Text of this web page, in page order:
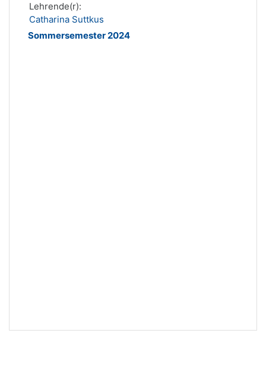
Lehrende(r):
Catharina Suttkus
Sommersemester 2024